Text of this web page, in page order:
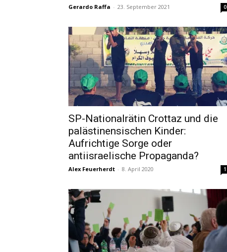
Gerardo Raffa - 23. September 2021 0
SP-Nationalrätin Crottaz und die
palästinensischen Kinder:
Aufrichtige Sorge oder
antiisraelische Propaganda?
Alex Feuerherdt - 8. April 2020 1